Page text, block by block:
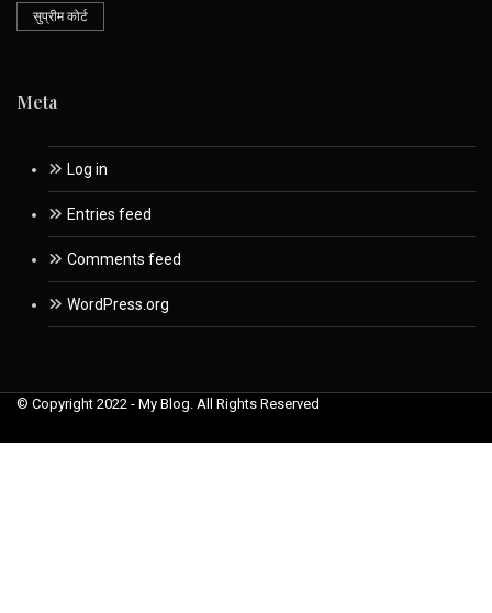
सुप्रीम कोर्ट
Meta
Log in
Entries feed
Comments feed
WordPress.org
© Copyright 2022 - My Blog. All Rights Reserved